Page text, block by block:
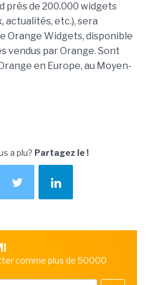
près de 200.000 widgets
actualités, etc.), sera
Orange Widgets, disponible
vendus par Orange. Sont
en Europe, au Moyen-
a plu? Partagez le !
comme plus de 50000